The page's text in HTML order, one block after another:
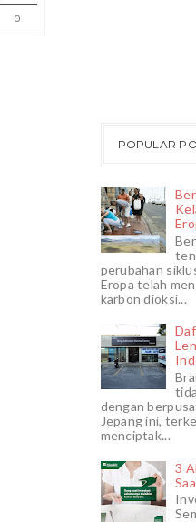
0
POPULAR
perubahan
Eropa telah
karbon dioksi...
dengan
Jepang ini,
menciptak...
3